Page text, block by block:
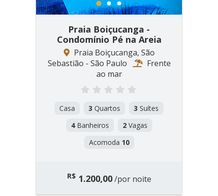
1 2 3
Praia Boiçucanga -
Condomínio Pé na Areia
Praia Boiçucanga, São
Sebastião - São Paulo
Frente
ao mar
Casa 3 Quartos 3 Suítes
4Banheiros 2Vagas
Acomoda 10
R$ 1.200,00/por noite